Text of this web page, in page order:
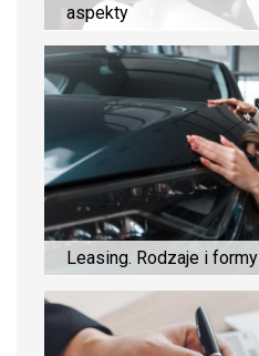
aspekty
Leasing. Rodzaje i formy